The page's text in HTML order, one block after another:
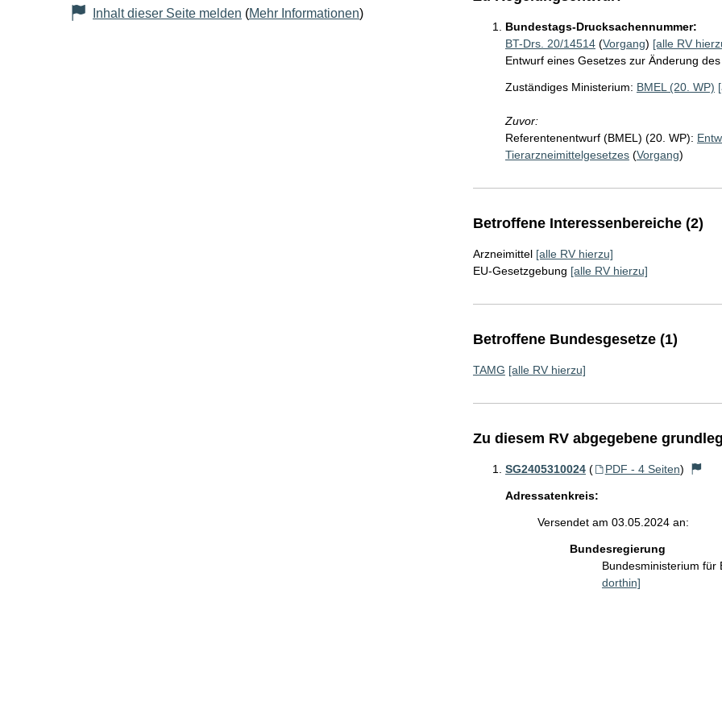
Inhalt dieser Seite melden (Mehr Informationen)
Bundestags-Drucksachennummer:
BT-Drs. 20/14514(Vorgang) [alle RV
Entwurf eines Gesetzes zur Änderung
Zuständiges Ministerium: BMEL (20. WP)
Zuvor:
Referentenentwurf (BMEL) (20. WP):
Tierarzneimittelgesetzes(Vorgang)
Betroffene Interessenbereiche (2)
Arzneimittel [alle RV hierzu]
EU-Gesetzgebung [alle RV hierzu]
Betroffene Bundesgesetze (1)
TAMG [alle RV hierzu]
Zu diesem RV abgegebene
SG2405310024 ( PDF - 4 Seiten)
Adressatenkreis:
Versendet am 03.05.2024 an:
Bundesregierung
Bundesministerium
dorthin]